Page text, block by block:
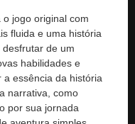
jogo original com
fluida e uma história
de um
habilidades e
essência da história
narrativa, como
por sua jornada